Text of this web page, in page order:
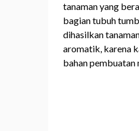
tanaman yang
bagian tubuh
dihasilkan
aromatik, karena
bahan pembuatan